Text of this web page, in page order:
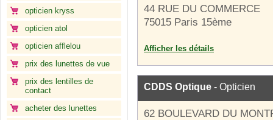
opticien kryss
opticien atol
opticien afflelou
prix des lunettes de vue
prix des lentilles de
contact
acheter des lunettes
44 RUE DU COMMERCE
75015 Paris 15ème
Afficher les détails
CDDS Optique - Opticien
62 BOULEVARD DU